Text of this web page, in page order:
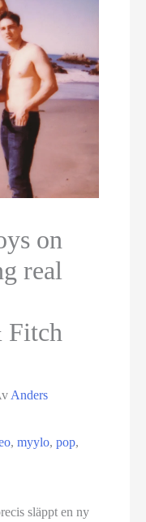
on
real
Fitch
Anders
,myylo,pop,
släppt en ny